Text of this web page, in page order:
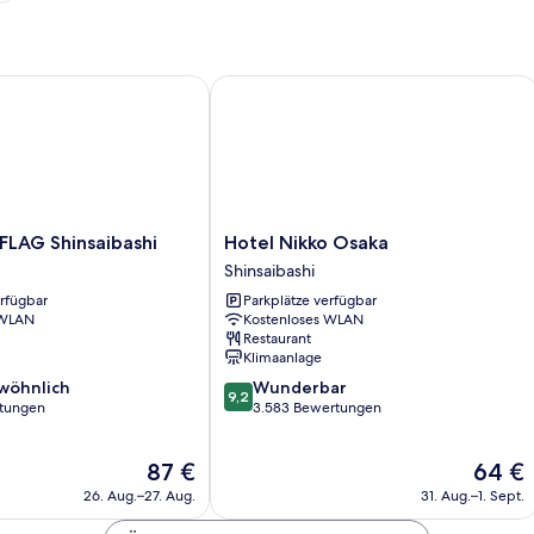
Shinsaibashi
Der
Preis
beträgt
87 €
26. Aug.–27. Aug.
Shinsaibashi
Hotel
Nikko
Osaka
Shinsaibashi
Hotel Nikko Osaka
Shinsaibashi
Parkplätze verfügbar
Kostenloses WLAN
Restaurant
Klimaanlage
9.2
von
9,2 Wunderbar
3.583 Bewertungen
Der
Preis
beträgt
64 €
31. Aug.–1. Sept.
Hotel Nikko Osaka